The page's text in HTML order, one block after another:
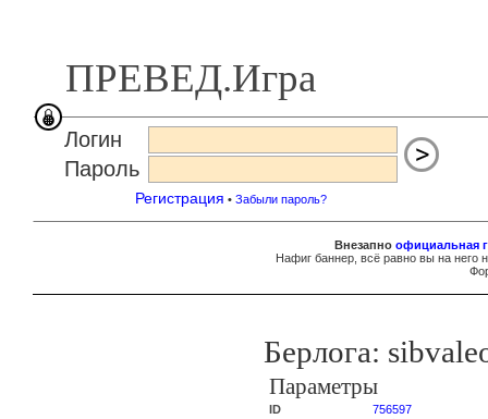
ПРЕВЕД.Игра
Логин
Пароль
Регистрация • Забыли пароль?
Внезапно официальная
Нафиг баннер, всё равно вы на
Берлога:
Параметры
ID
756597